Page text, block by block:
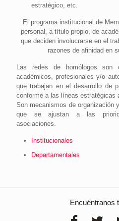
estratégico, etc.
El programa institucional de
personal, a título propio, de
que deciden involucrarse en el
razones de afinidad en
Las redes de homólogos son
académicos, profesionales y/o
que trabajan en el desarrollo de
conforme a las líneas estratégicas
Son mecanismos de organización
que se ajustan a las
asociaciones.
Institucionales
Departamentales
Encuéntranos